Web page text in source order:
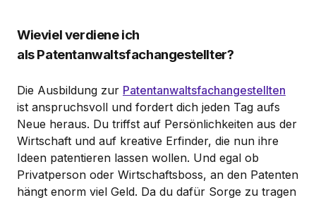
Wieviel verdiene ich
als Patentanwaltsfachangestellter?
Die Ausbildung zur Patentanwaltsfachangestellten
ist anspruchsvoll und fordert dich jeden Tag aufs
Neue heraus. Du triffst auf Persönlichkeiten aus der
Wirtschaft und auf kreative Erfinder, die nun ihre
Ideen patentieren lassen wollen. Und egal ob
Privatperson oder Wirtschaftsboss, an den Patenten
hängt enorm viel Geld. Da du dafür Sorge zu tragen